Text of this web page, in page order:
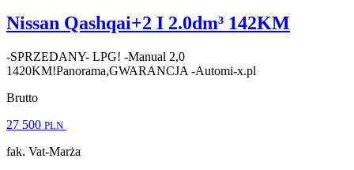
Nissan Qashqai+2 I 2.0dm³ 142KM
-SPRZEDANY- LPG! -Manual 2,0
1420KM!Panorama,GWARANCJA -Automi-x.pl
Brutto
27 500 PLN
fak. Vat-Marża